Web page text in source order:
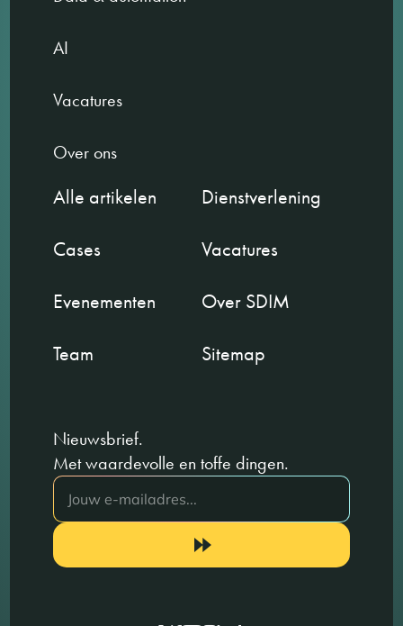
AI
Vacatures
Over ons
Alle artikelen
Dienstverlening
Cases
Vacatures
Evenementen
Over SDIM
Team
Sitemap
Nieuwsbrief.
Met waardevolle en toffe dingen.